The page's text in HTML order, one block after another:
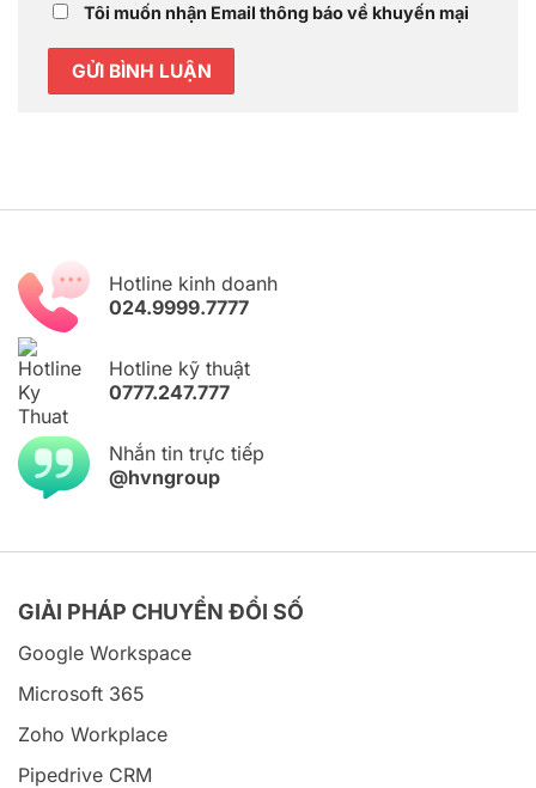
Tôi muốn nhận Email thông báo về khuyến mại
Hotline kinh doanh
024.9999.7777
Hotline kỹ thuật
0777.247.777
Nhắn tin trực tiếp
@hvngroup
GIẢI PHÁP CHUYỂN ĐỔI SỐ
Google Workspace
Microsoft 365
Zoho Workplace
Pipedrive CRM